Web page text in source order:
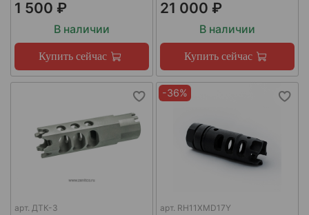
1 500 ₽
В наличии
Купить сейчас
21 000 ₽
В наличии
Купить сейчас
арт. ДТК-3
-36%
арт. RH11XMD17Y